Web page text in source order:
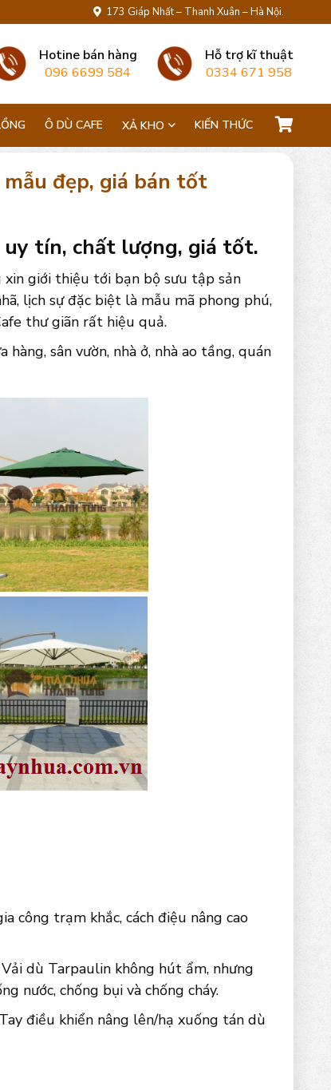
173 Giáp Nhất – Thanh Xuân – Hà Nội.
Hotine bán hàng
096 6699 584
Hỗ trợ kĩ thuật
0334 671 958
Ô DÙ CAFE XẢ KHO KIẾN THỨC
đẹp, giá bán tốt
uy tín, chất lượng, giá tốt.
giới thiệu tới bạn bộ sưu tập sản
lịch sự đặc biệt là mẫu mã phong phú,
thư giãn rất hiệu quả.
sân vườn, nhà ở, nhà ao tầng, quán
công trạm khắc, cách điệu nâng cao
dù Tarpaulin không hút ẩm, nhưng
nước, chống bụi và chống cháy.
điều khiển nâng lên/hạ xuống tán dù